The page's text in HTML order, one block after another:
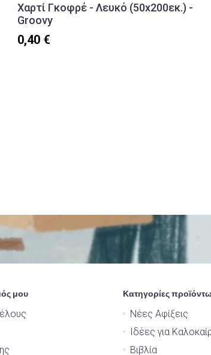
Χαρτί Γκοφρέ - Λευκό (50x200εκ.) -
Groovy
0,40 €
μου Κατηγορίες
Νέες Αφίξεις
Ιδέες για
Βιβλία